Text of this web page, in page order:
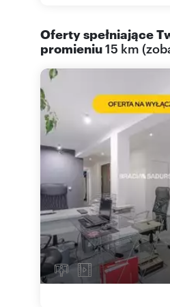
Oferty spełniające
promieniu15 km (